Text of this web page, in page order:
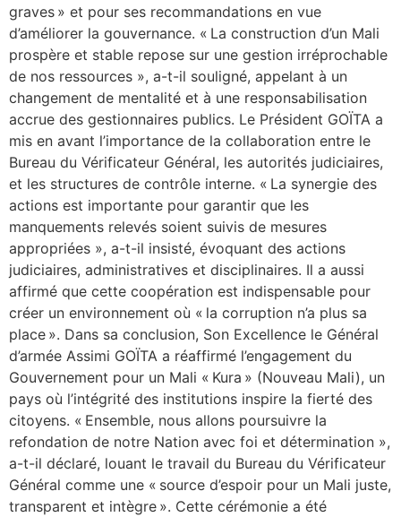
graves » et pour ses recommandations en vue
d’améliorer la gouvernance. « La construction d’un Mali
prospère et stable repose sur une gestion irréprochable
de nos ressources », a-t-il souligné, appelant à un
changement de mentalité et à une responsabilisation
accrue des gestionnaires publics. Le Président GOÏTA a
mis en avant l’importance de la collaboration entre le
Bureau du Vérificateur Général, les autorités judiciaires,
et les structures de contrôle interne. « La synergie des
actions est importante pour garantir que les
manquements relevés soient suivis de mesures
appropriées », a-t-il insisté, évoquant des actions
judiciaires, administratives et disciplinaires. Il a aussi
affirmé que cette coopération est indispensable pour
créer un environnement où « la corruption n’a plus sa
place ». Dans sa conclusion, Son Excellence le Général
d’armée Assimi GOÏTA a réaffirmé l’engagement du
Gouvernement pour un Mali « Kura » (Nouveau Mali), un
pays où l’intégrité des institutions inspire la fierté des
citoyens. « Ensemble, nous allons poursuivre la
refondation de notre Nation avec foi et détermination »,
a-t-il déclaré, louant le travail du Bureau du Vérificateur
Général comme une « source d’espoir pour un Mali juste,
transparent et intègre ». Cette cérémonie a été